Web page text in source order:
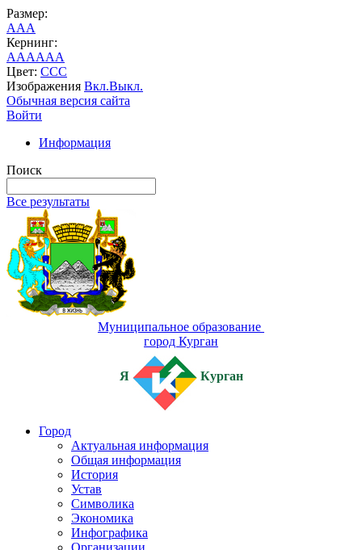
Размер:
AAA
Кернинг:
AAAAAA
Цвет: CCC
Изображения Вкл.Выкл.
Обычная версия сайта
Войти
Информация
Поиск
Все результаты
Муниципальное образование
город Курган
Я Курган
Город
Актуальная информация
Общая информация
История
Устав
Символика
Экономика
Инфографика
Организации